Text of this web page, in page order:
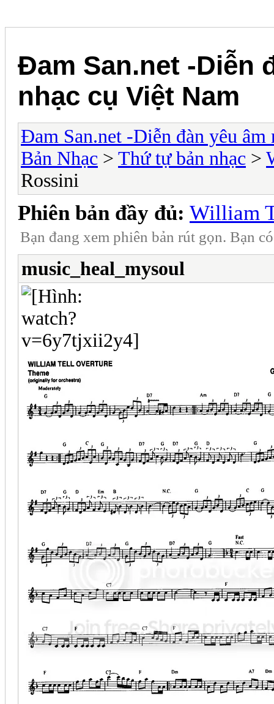
Đam San.net -Diễn
nhạc cụ Việt Nam
Đam San.net -Diễn đàn yêu âm
Bản Nhạc > Thứ tự bản nhạc >
Rossini
Phiên bản đầy đủ: William
Bạn đang xem phiên bản rút gọn. Bạn
music_heal_mysoul